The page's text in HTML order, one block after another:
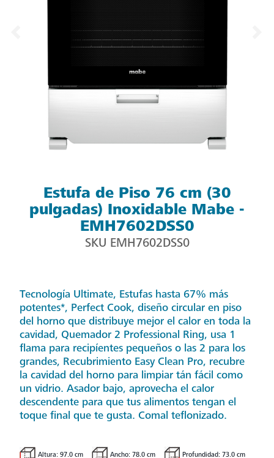
Estufa de Piso 76 cm (30
pulgadas) Inoxidable Mabe -
EMH7602DSS0
SKU EMH7602DSS0
Tecnología Ultimate, Estufas hasta 67% más
potentes*, Perfect Cook, diseño circular en piso
del horno que distribuye mejor el calor en toda la
cavidad, Quemador 2 Professional Ring, usa 1
flama para recipíentes pequeños o las 2 para los
grandes, Recubrimiento Easy Clean Pro, recubre
la cavidad del horno para limpiar tán fácil como
un vidrio. Asador bajo, aprovecha el calor
descendente para que tus alimentos tengan el
toque final que te gusta. Comal teflonizado.
Altura: 97.0 cm Ancho: 78.0 cm Profundidad: 73.0 cm